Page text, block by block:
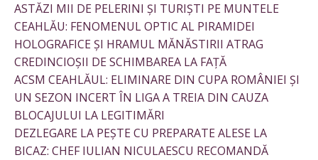
ASTĂZI MII DE PELERINI ȘI TURIȘTI PE MUNTELE
CEAHLĂU: FENOMENUL OPTIC AL PIRAMIDEI
HOLOGRAFICE ȘI HRAMUL MĂNĂSTIRII ATRAG
CREDINCIOȘII DE SCHIMBAREA LA FAȚĂ
ACSM CEAHLĂUL: ELIMINARE DIN CUPA ROMÂNIEI ȘI
UN SEZON INCERT ÎN LIGA A TREIA DIN CAUZA
BLOCAJULUI LA LEGITIMĂRI
DEZLEGARE LA PEȘTE CU PREPARATE ALESE LA
BICAZ: CHEF IULIAN NICULAESCU RECOMANDĂ